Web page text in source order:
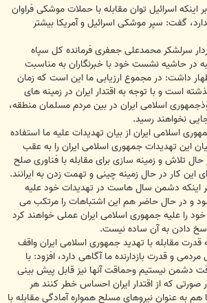
اینکه اسرائیل توان مقابله با حملات موشکی فراوان
گفت: سپر موشکی اسرائیل و آمریکا بیشتر
سرلشکر محمدعلی جعفری فرمانده کل سپاه
در حاشیه نشست خود با خبرنگاران به مناسبت
داشت: در مجموع ارزیابی ما این است که زمان
است و با توجه به اقتدار ایران در زمینه های
اسلامی ایران در بین مردم مسلمان منطقه،
نخواهند رسید.
اسلامی ایران از بیان تهدیدات علیه ما استفاده
این تهدیدات جمهوری اسلامی ایران را به عقب
حال تلاش و زمینه سازی برای مقابله با فناوری صلح
این کار در حال زمینه چینی و تهمت زدن به ایرانند.
اینکه دشمن سال هاست در تهدیدات خود علیه
و در حال حاضر هم این اشتباهات را مرتکب می
خود را علیه جمهوری اسلامی ایران عملی خواهند کرد
دادن به آن ساده نیست.
مقابله با تهدید جمهوری اسلامی ایران واقف
و قدرت بازدارنده ما آگاهی دارد، افزود: با
دشمن نیستیم وحماقت آنها نیز قابل پیش بینی
که از اقتدار ایران احساس خطر کنند هر
به عنوان نیروهای مسلح همواره آمادگی مقابله با